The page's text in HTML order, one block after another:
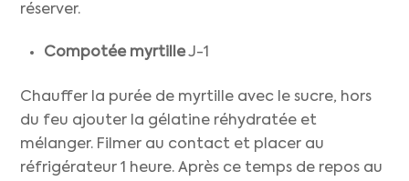
réserver.
Compotée myrtilleJ-1
Chauffer la purée de myrtille avec le sucre, hors
du feu ajouter la gélatine réhydratée et
mélanger. Filmer au contact et placer au
réfrigérateur 1 heure. Après ce temps de repos au